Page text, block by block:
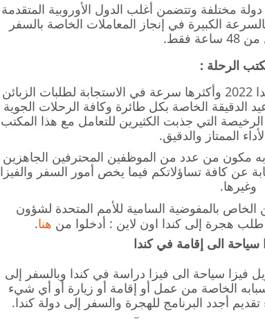
يسهل هذا المكتب عملية السفر إلى 28 دولة مختلفة وتتضمن أغلب الدول الأوروبية المتقدمة
الكبيرة في إنجاز المعاملات الخاصة بالسفر
فقط.
من أسهل مكاتب إعادة التوطين في كندا 2022 وأكثرها سرعة في الاستجابة لطلبات الزبائن
الدقيقة الخاصة بكل طائرة وكافة الرحلات الجوية
الرخيصة التي جذبت الكثيرين للتعامل مع هذا المكتب
الممتاز والدقيق.
مكون من عدد من الموظفين المحترفين الجاهزين
عن كافة تساؤلاتكم فيما يخص أمور السفر والفيزا
وغيرها.
الخاص بالمفوضية السامية للأمم المتحدة لشؤون
طلب هجرة إلى كندا اون لاين : أدخلوا من هنا.
الى إقامة في كندا
فيزا سياحة الى فيزا دراسة في كندا وبالسفر إلى
الخاصة من عمل أو إقامة أو زيارة أو أي شيء
أجدد البرنامج للهجرة والسفر إلى دولة كندا.